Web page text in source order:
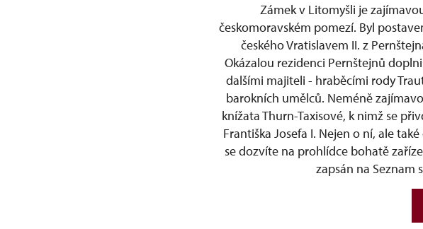
Zámek v Litomyšli je
českomoravském pomezí. Byl
českého Vratislavem II. z
Okázalou rezidenci Pernštejnů
dalšími majiteli - hraběcími rody
barokních umělců. Neméně
knížata Thurn-Taxisové, k nimž se
Františka Josefa I. Nejen o ní, ale
se dozvíte na prohlídce bohatě
zapsán na Seznam